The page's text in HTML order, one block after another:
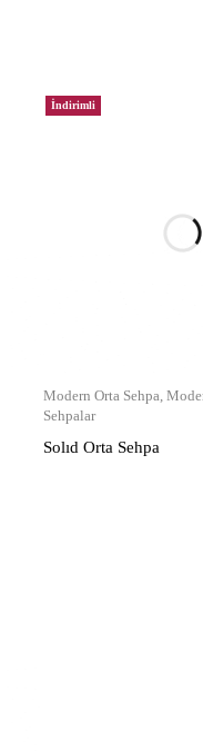
İndirimli
Modern Orta Sehpa,
Sehpalar
Solıd Orta Sehpa